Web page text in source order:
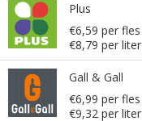
Plus
€6,59 per fles
€8,79 per liter
Gall & Gall
€6,99 per fles
€9,32 per liter